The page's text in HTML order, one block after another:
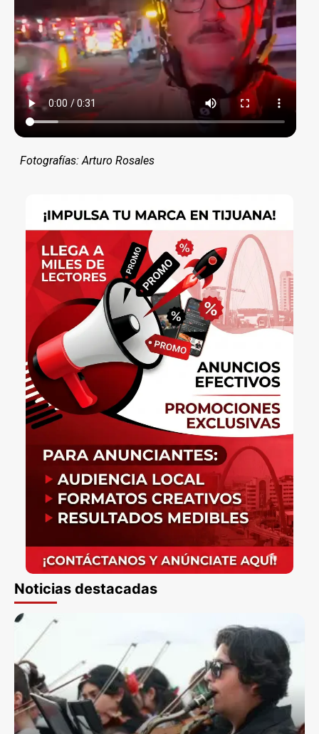
Fotografías: Arturo Rosales
Noticias destacadas